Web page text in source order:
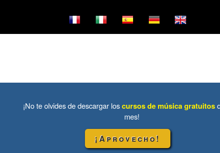
¡No te olvides de descargar loscursos de música gratuitos
mes!
¡Aprovecho!